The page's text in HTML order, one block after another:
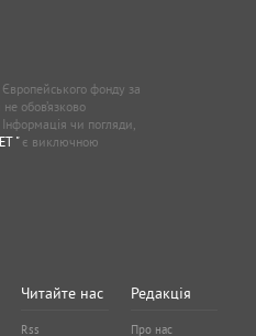
фонду за
обов’язково
чи погляди,
"є виключною
Читайте нас
Rss
Редакція
Про нас